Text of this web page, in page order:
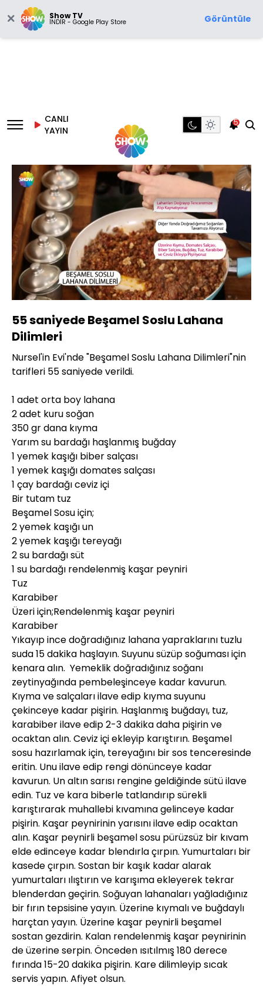
Show TV
İNDİR - Google Play Store Görüntüle
CANLI
YAYIN
5
Sesi
Aç
360P
Yüklendi:
100.00%
Oynatma
Hızı
55 saniyede Beşamel Soslu Lahana
Dilimleri
Nursel'in Evi'nde "Beşamel Soslu Lahana Dilimleri"nin
tarifleri 55 saniyede verildi.
1 adet orta boy lahana
2 adet kuru soğan
350 gr dana kıyma
Yarım su bardağı haşlanmış buğday
1 yemek kaşığı biber salçası
1 yemek kaşığı domates salçası
1 çay bardağı ceviz içi
Bir tutam tuz
Beşamel Sosu için;
2 yemek kaşığı un
2 yemek kaşığı tereyağı
2 su bardağı süt
1 su bardağı rendelenmiş kaşar peyniri
Tuz
Karabiber
Üzeri için;Rendelenmiş kaşar peyniri
Karabiber
Yıkayıp ince doğradığınız lahana yapraklarını tuzlu
suda 15 dakika haşlayın. Suyunu süzüp soğuması için
kenara alın. Yemeklik doğradığınız soğanı
zeytinyağında pembeleşinceye kadar kavurun.
Kıyma ve salçaları ilave edip kıyma suyunu
çekinceye kadar pişirin. Haşlanmış buğdayı, tuz,
karabiber ilave edip 2-3 dakika daha pişirin ve
ocaktan alın. Ceviz içi ekleyip karıştırın. Beşamel
sosu hazırlamak için, tereyağını bir sos tenceresinde
eritin. Unu ilave edip rengi dönünceye kadar
kavurun. Un altın sarısı rengine geldiğinde sütü ilave
edin. Tuz ve kara biberle tatlandırıp sürekli
karıştırarak muhallebi kıvamına gelinceye kadar
pişirin. Kaşar peynirinin yarısını ilave edip ocaktan
alın. Kaşar peynirli beşamel sosu pürüzsüz bir kıvam
elde edinceye kadar blendırla çırpın. Yumurtaları bir
kasede çırpın. Sostan bir kaşık kadar alarak
yumurtaları ılıştırın ve karışıma ekleyerek tekrar
blenderdan geçirin. Soğuyan lahanaları yağladığınız
bir fırın tepsisine yayın. Üzerine kıymalı ve buğdaylı
harçtan yayın. Üzerine kaşar peynirli beşamel
sostan gezdirin. Kalan rendelenmiş kaşar peynirinin
de üzerine serpin. Önceden ısıtılmış 180 derece
fırında 15-20 dakika pişirin. Kare dilimleyip sıcak
servis yapın. Afiyet olsun.